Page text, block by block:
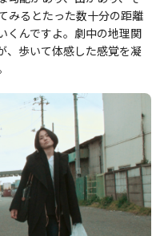
みるとたった数十分の距離
くんですよ。劇中の地理関
、歩いて体感した感覚を凝